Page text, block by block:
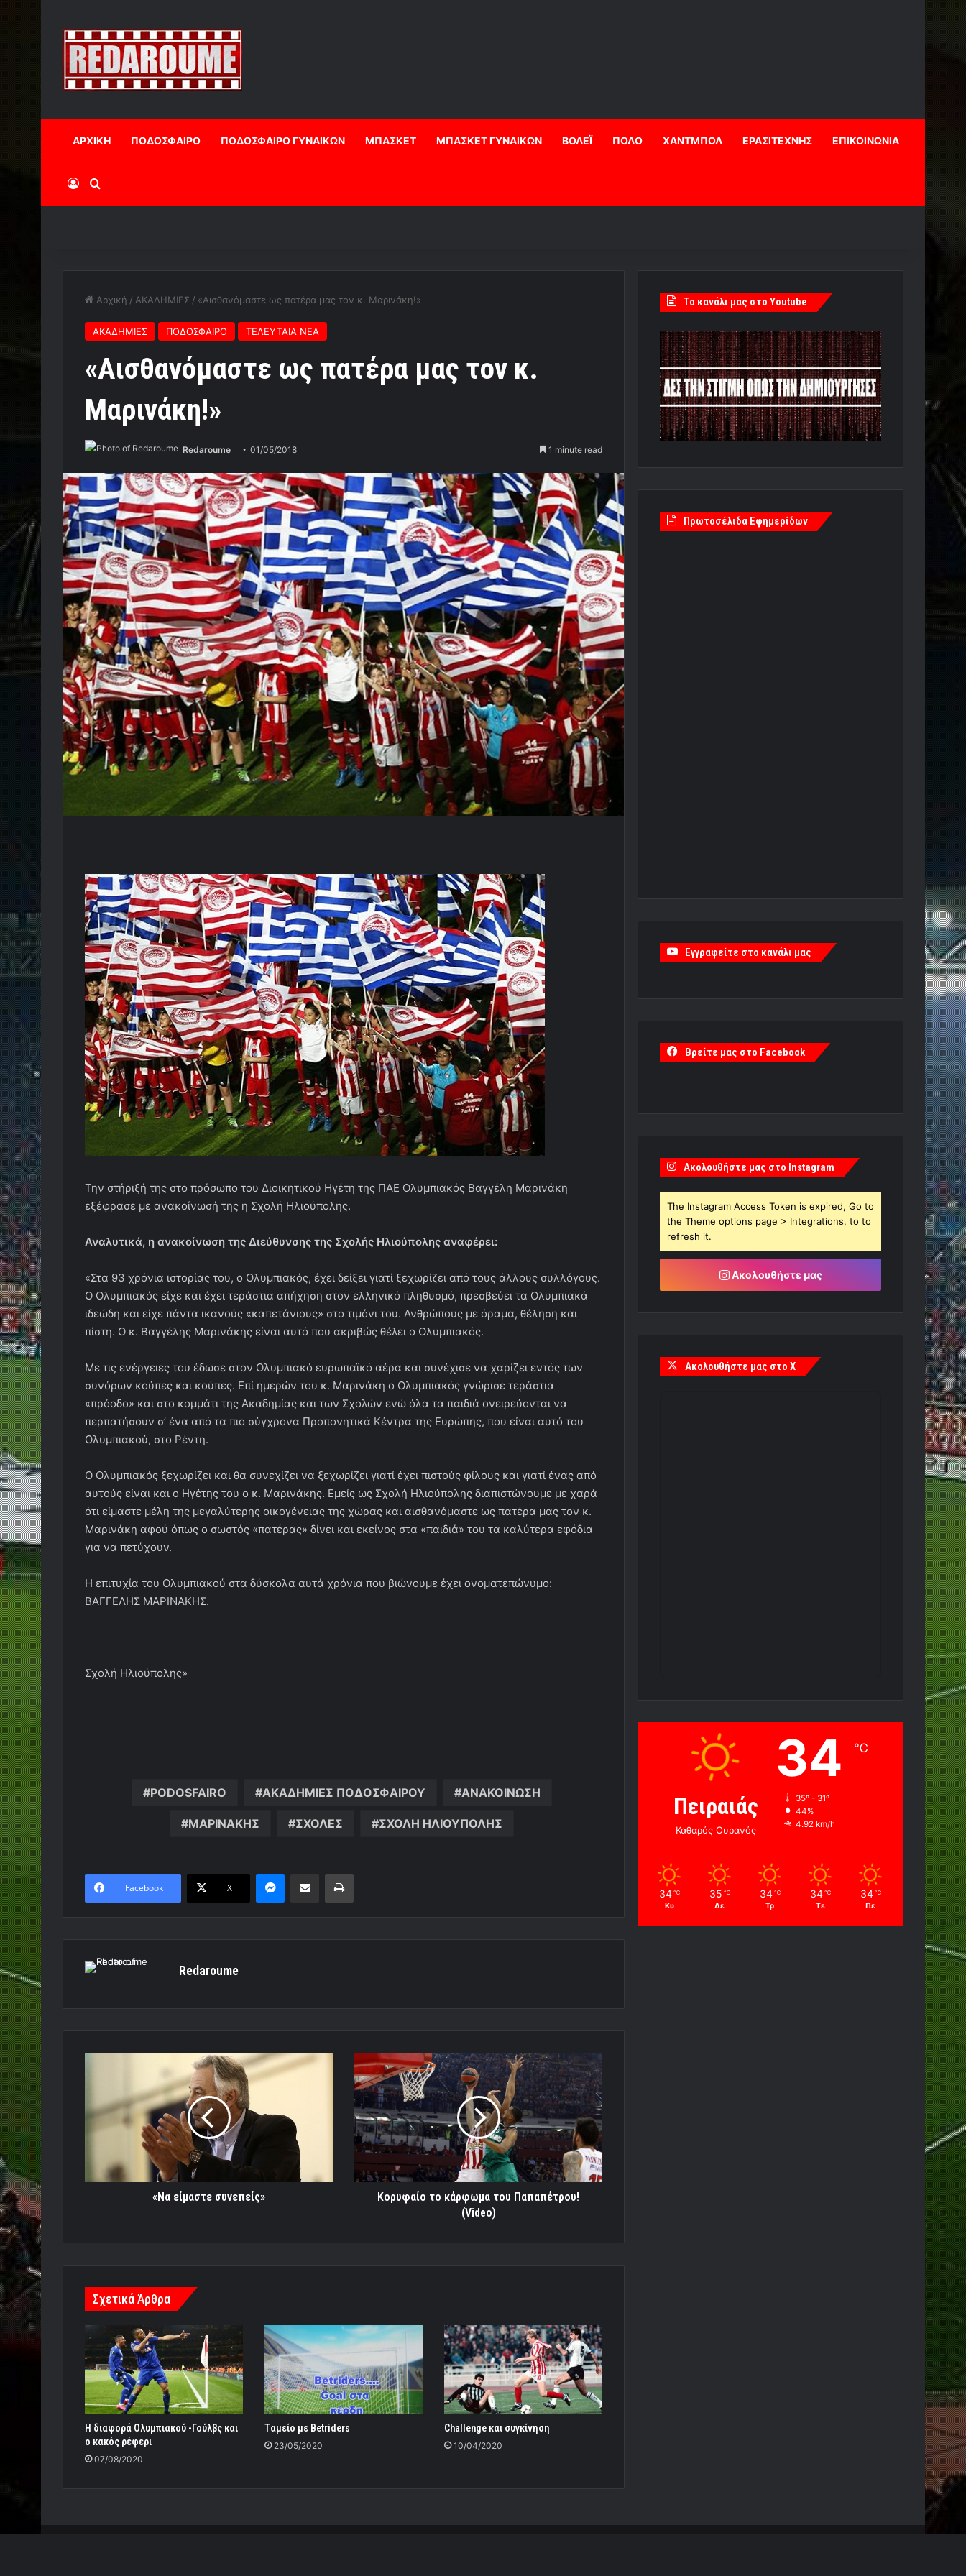
ΑΡΧΙΚΗ ΠΟΔΟΣΦΑΙΡΟ ΠΟΔΟΣΦΑΙΡΟ ΓΥΝΑΙΚΩΝ ΜΠΑΣΚΕΤ ΜΠΑΣΚΕΤ ΓΥΝΑΙΚΩΝ ΒΟΛΕΪ ΠΟΛΟ ΧΑΝΤΜΠΟΛ ΕΡΑΣΙΤΕΧΝΗΣ ΕΠΙΚΟΙΝΩΝΙΑ
Log InΑναζήτηση
Αρχική / ΑΚΑΔΗΜΙΕΣ / «Αισθανόμαστε ως πατέρα μας τον κ. Μαρινάκη!»
ΑΚΑΔΗΜΙΕΣ ΠΟΔΟΣΦΑΙΡΟ ΤΕΛΕΥΤΑΙΑ ΝΕΑ
«Αισθανόμαστε ως πατέρα μας τον κ.
Μαρινάκη!»
Redaroume 01/05/2018 1 minute read
Την στήριξή της στο πρόσωπο του Διοικητικού Ηγέτη της ΠΑΕ Ολυμπιακός Βαγγέλη Μαρινάκη
εξέφρασε με ανακοίνωσή της η Σχολή Ηλιούπολης.
Αναλυτικά, η ανακοίνωση της Διεύθυνσης της Σχολής Ηλιούπολης αναφέρει:
«Στα 93 χρόνια ιστορίας του, ο Ολυμπιακός, έχει δείξει γιατί ξεχωρίζει από τους άλλους συλλόγους.
Ο Ολυμπιακός είχε και έχει τεράστια απήχηση στον ελληνικό πληθυσμό, πρεσβεύει τα Ολυμπιακά
ιδεώδη και είχε πάντα ικανούς «καπετάνιους» στο τιμόνι του. Ανθρώπους με όραμα, θέληση και
πίστη. Ο κ. Βαγγέλης Μαρινάκης είναι αυτό που ακριβώς θέλει ο Ολυμπιακός.
Με τις ενέργειες του έδωσε στον Ολυμπιακό ευρωπαϊκό αέρα και συνέχισε να χαρίζει εντός των
συνόρων κούπες και κούπες. Επί ημερών του κ. Μαρινάκη ο Ολυμπιακός γνώρισε τεράστια
«πρόοδο» και στο κομμάτι της Ακαδημίας και των Σχολών ενώ όλα τα παιδιά ονειρεύονται να
περπατήσουν σ’ ένα από τα πιο σύγχρονα Προπονητικά Κέντρα της Ευρώπης, που είναι αυτό του
Ολυμπιακού, στο Ρέντη.
Ο Ολυμπιακός ξεχωρίζει και θα συνεχίζει να ξεχωρίζει γιατί έχει πιστούς φίλους και γιατί ένας από
αυτούς είναι και ο Ηγέτης του ο κ. Μαρινάκης. Εμείς ως Σχολή Ηλιούπολης διαπιστώνουμε με χαρά
ότι είμαστε μέλη της μεγαλύτερης οικογένειας της χώρας και αισθανόμαστε ως πατέρα μας τον κ.
Μαρινάκη αφού όπως ο σωστός «πατέρας» δίνει και εκείνος στα «παιδιά» του τα καλύτερα εφόδια
για να πετύχουν.
Η επιτυχία του Ολυμπιακού στα δύσκολα αυτά χρόνια που βιώνουμε έχει ονοματεπώνυμο:
ΒΑΓΓΕΛΗΣ ΜΑΡΙΝΑΚΗΣ.
Σχολή Ηλιούπολης»
PODOSFAIRO ΑΚΑΔΗΜΙΕΣ ΠΟΔΟΣΦΑΙΡΟΥ ΑΝΑΚΟΙΝΩΣΗ
ΜΑΡΙΝΑΚΗΣ ΣΧΟΛΕΣ ΣΧΟΛΗ ΗΛΙΟΥΠΟΛΗΣ
Facebook X
MessengerΚοινοποίηση μέσω ηλεκτρονικού ταχυδρομείουΕκτύπωση
Redaroume
«Να είμαστε συνεπείς»
Κορυφαίο
το
κάρφωμα
του
Παπαπέτρου!
(Video)
Κορυφαίο το κάρφωμα του Παπαπέτρου!
(Video)
Σχετικά Άρθρα
Η διαφορά Ολυμπιακού -Γούλβς και
ο κακός ρέφερι
07/08/2020
Tαμείο με Betriders
23/05/2020
Challenge και συγκίνηση
10/04/2020
Tο κανάλι μας στο Youtube
Πρωτοσέλιδα Εφημερίδων
Εγγραφείτε στο κανάλι μας
Βρείτε μας στο Facebook
Ακολουθήστε μας στο Instagram
The Instagram Access Token is expired, Go to
the Theme options page > Integrations, to to
refresh it.
Ακολουθήστε μας
Ακολουθήστε μας στο X
Πειραιάς
Καθαρός Ουρανός
34 ℃
35º - 31º
44%
4.92 km/h
34 ℃
Κυ
35 ℃
Δε
34 ℃
Τρ
34 ℃
Τε
34 ℃
Πε